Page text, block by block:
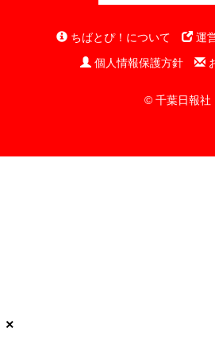
ちばとぴ！について 運
個人情報保護方針
© 千葉日報社
×